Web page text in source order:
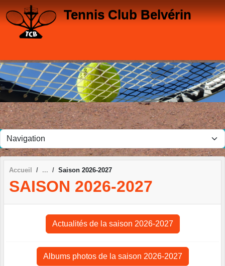
Tennis Club Belvérin
Accueil Saison 2026-2027
SAISON 2026-2027
Actualités de la saison 2026-2027
Albums photos de la saison 2026-2027
Panneau de gestion des cookies